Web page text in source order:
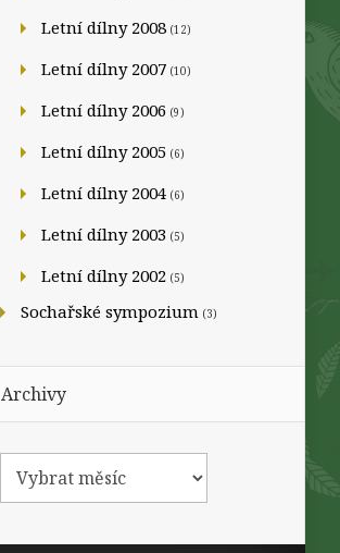
Letní dílny 2008 (12)
Letní dílny 2007 (10)
Letní dílny 2006 (9)
Letní dílny 2005 (6)
Letní dílny 2004 (6)
Letní dílny 2003 (5)
Letní dílny 2002 (5)
Sochařské sympozium (3)
Archivy